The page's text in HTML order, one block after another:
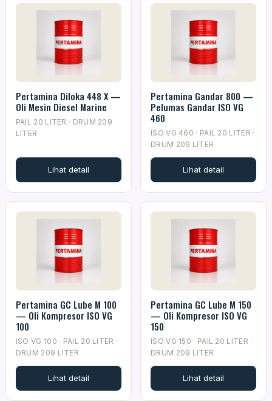
Pertamina Diloka 448 X —
Oli Mesin Diesel Marine
PAIL 20 LITER · DRUM 209
LITER
Lihat detail
Pertamina Gandar 800 —
Pelumas Gandar ISO VG
460
ISO VG 460 · PAIL 20 LITER ·
DRUM 209 LITER
Lihat detail
Pertamina GC Lube M 100
— Oli Kompresor ISO VG
100
ISO VG 100 · PAIL 20 LITER ·
DRUM 209 LITER
Lihat detail
Pertamina GC Lube M 150
— Oli Kompresor ISO VG
150
ISO VG 150 · PAIL 20 LITER ·
DRUM 209 LITER
Lihat detail